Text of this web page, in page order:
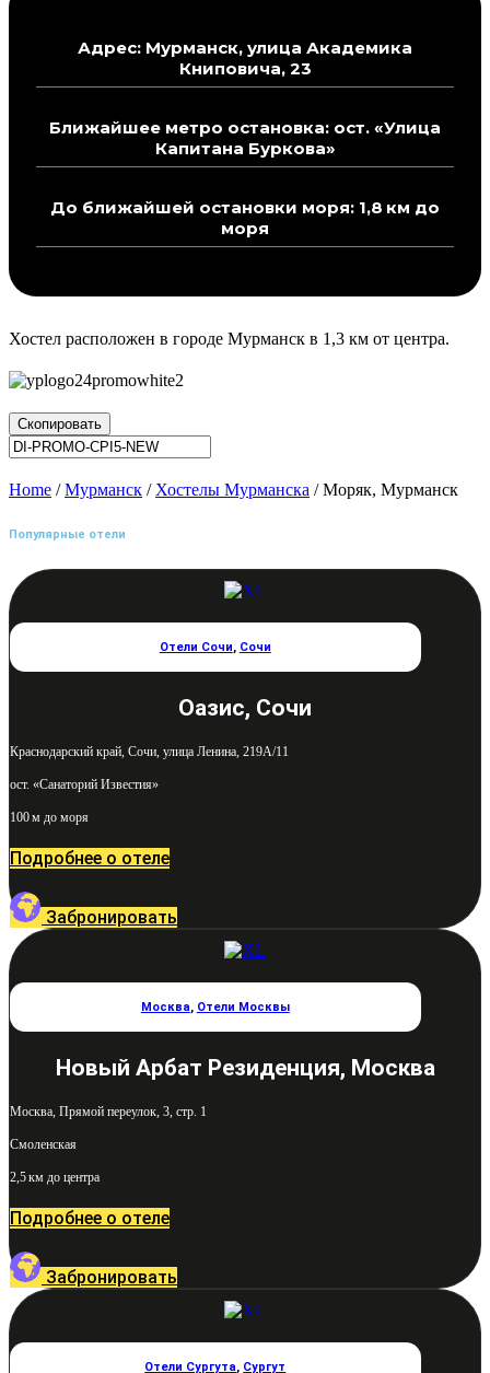
Адрес: Мурманск, улица Академика
Книповича, 23
Ближайшее метро остановка: ост. «Улица
Капитана Буркова»
До ближайшей остановки моря: 1,8 км до
моря
Хостел расположен в городе Мурманск в 1,3 км от центра.
Скопировать
Home /Мурманск / Хостелы Мурманска / Моряк, Мурманск
Популярные отели
Отели Сочи, Сочи
Оазис, Сочи
Краснодарский край, Сочи, улица Ленина, 219А/11
ост. «Санаторий Известия»
100 м до моря
Подробнее о отеле
Забронировать
Москва, Отели Москвы
Новый Арбат Резиденция, Москва
Москва, Прямой переулок, 3, стр. 1
Смоленская
2,5 км до центра
Подробнее о отеле
Забронировать
Отели Сургута, Сургут